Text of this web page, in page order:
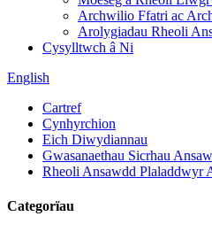
Archwilio Ffatri ac
Arolygiadau Rheoli
Cysylltwch â Ni
English
Cartref
Cynhyrchion
Eich Diwydiannau
Gwasanaethau Sicrhau
Rheoli Ansawdd Plaladdwyr
Categorïau